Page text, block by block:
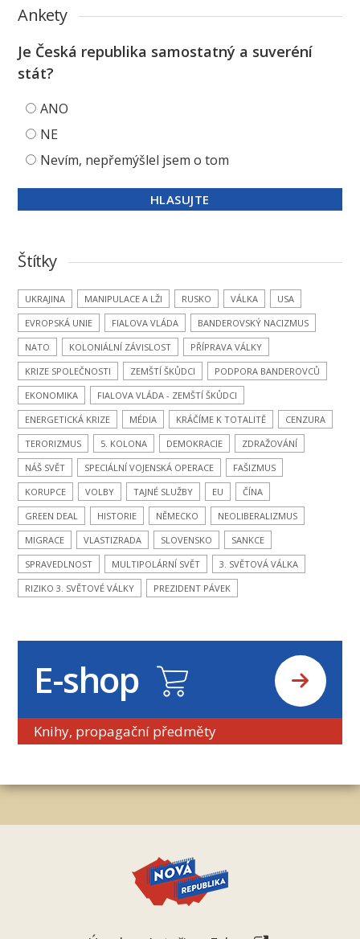
Ankety
Je Česká republika samostatný a suveréní
stát?
ANO
NE
Nevím, nepřemýšlel jsem o tom
Štítky
UKRAJINA MANIPULACE A LŽI RUSKO VÁLKA
USA
EVROPSKÁ UNIE
FIALOVA VLÁDA
BANDEROVSKÝ NACIZMUS
NATO
KOLONIÁLNÍ ZÁVISLOST
PŘÍPRAVA VÁLKY
KRIZE SPOLEČNOSTI
ZEMŠTÍ ŠKŮDCI
PODPORA BANDEROVCŮ
EKONOMIKA
FIALOVA VLÁDA - ZEMŠTÍ ŠKŮDCI
ENERGETICKÁ KRIZE
MÉDIA KRÁČÍME K TOTALITĚ
CENZURA
TERORIZMUS
5. KOLONA DEMOKRACIE
ZDRAŽOVÁNÍ
NÁŠ SVĚT
SPECIÁLNÍ VOJENSKÁ OPERACE
FAŠIZMUS
KORUPCE
VOLBY TAJNÉ SLUŽBY EU
ČÍNA
GREEN DEAL
HISTORIE NĚMECKO
NEOLIBERALIZMUS
MIGRACE
VLASTIZRADA SLOVENSKO
SANKCE
SPRAVEDLNOST
MULTIPOLÁRNÍ SVĚT
3. SVĚTOVÁ VÁLKA
RIZIKO 3. SVĚTOVÉ VÁLKY
PREZIDENT PÁVEK
E-shop
Knihy, propagační předměty